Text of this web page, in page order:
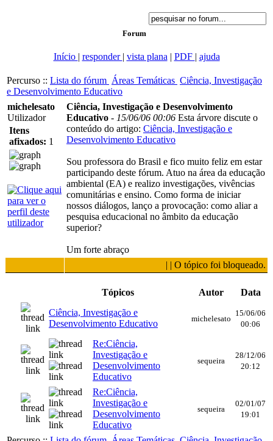
Forum
Início | responder | vista plana | PDF | ajuda
Percurso :: Lista do fórum Áreas Temáticas Ciência, Investigação
e Desenvolvimento Educativo
michelesato
Utilizador
Itens
afixados: 1
Ciência, Investigação e Desenvolvimento
Educativo - 15/06/06 00:06 Esta árvore discute o
conteúdo do artigo: Ciência, Investigação e
Desenvolvimento Educativo
Sou professora do Brasil e fico muito feliz em estar
participando deste fórum. Atuo na área da educação
ambiental (EA) e realizo investigações, vivências
comunitárias e ensino. Como forma de iniciar
nossos diálogos, lanço a provocação: como aliar a
pesquisa educacional no âmbito da educação
superior?
Um forte abraço
| | O tópico foi bloqueado.
Tópicos Autor
Data
Ciência, Investigação e
Desenvolvimento Educativo
michelesato
15/06/06
00:06
Re:Ciência,
Investigação e
Desenvolvimento
Educativo
sequeira
28/12/06
20:12
Re:Ciência,
Investigação e
Desenvolvimento
Educativo
sequeira
02/01/07
19:01